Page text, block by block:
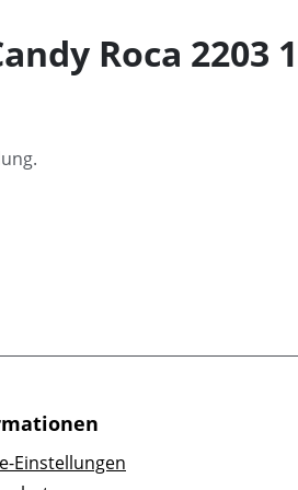
Roca 2203
Einstellungen